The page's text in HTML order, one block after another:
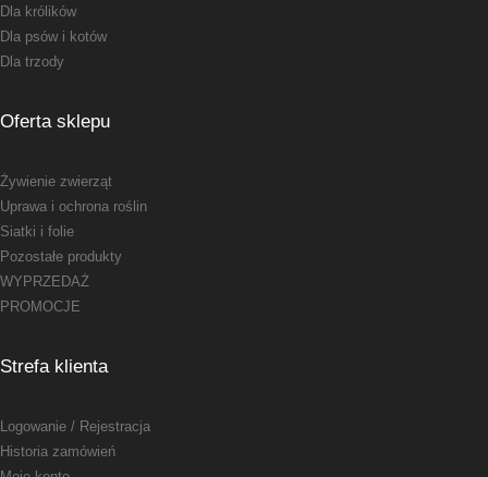
Dla królików
Dla psów i kotów
Dla trzody
Oferta sklepu
Żywienie zwierząt
Uprawa i ochrona roślin
Siatki i folie
Pozostałe produkty
WYPRZEDAŻ
PROMOCJE
Strefa klienta
Logowanie / Rejestracja
Historia zamówień